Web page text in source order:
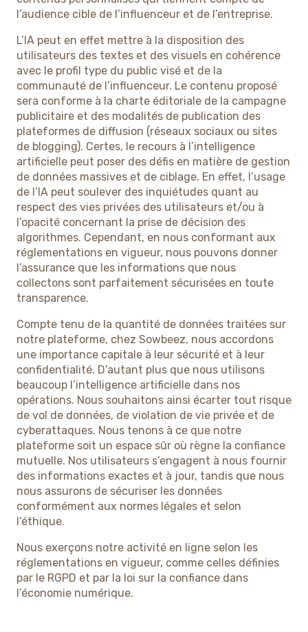
l’audience cible de l’influenceur et de l’entreprise.
L’IA peut en effet mettre à la disposition des
utilisateurs des textes et des visuels en cohérence
avec le profil type du public visé et de la
communauté de l’influenceur. Le contenu proposé
sera conforme à la charte éditoriale de la campagne
publicitaire et des modalités de publication des
plateformes de diffusion (réseaux sociaux ou sites
de blogging). Certes, le recours à l’intelligence
artificielle peut poser des défis en matière de gestion
de données massives et de ciblage. En effet, l’usage
de l’IA peut soulever des inquiétudes quant au
respect des vies privées des utilisateurs et/ou à
l’opacité concernant la prise de décision des
algorithmes. Cependant, en nous conformant aux
réglementations en vigueur, nous pouvons donner
l’assurance que les informations que nous
collectons sont parfaitement sécurisées en toute
transparence.
Compte tenu de la quantité de données traitées sur
notre plateforme, chez Sowbeez, nous accordons
une importance capitale à leur sécurité et à leur
confidentialité. D’autant plus que nous utilisons
beaucoup l’intelligence artificielle dans nos
opérations. Nous souhaitons ainsi écarter tout risque
de vol de données, de violation de vie privée et de
cyberattaques. Nous tenons à ce que notre
plateforme soit un espace sûr où règne la confiance
mutuelle. Nos utilisateurs s’engagent à nous fournir
des informations exactes et à jour, tandis que nous
nous assurons de sécuriser les données
conformément aux normes légales et selon
l’éthique.
Nous exerçons notre activité en ligne selon les
réglementations en vigueur, comme celles définies
par le RGPD et par la loi sur la confiance dans
l’économie numérique.